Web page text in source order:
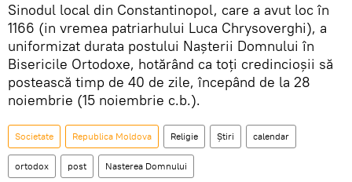
Sinodul local din Constantinopol, care a avut loc în
1166 (in vremea patriarhului Luca Chrysoverghi), a
uniformizat durata postului Nașterii Domnului în
Bisericile Ortodoxe, hotărând ca toți credincioșii să
postească timp de 40 de zile, începând de la 28
noiembrie (15 noiembrie c.b.).
Societate Republica Moldova Religie Știri calendar
ortodox post Nasterea Domnului